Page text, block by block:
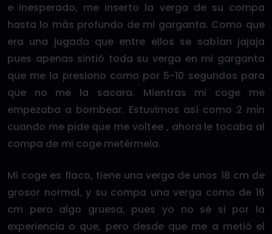
e inesperado, me inserto la verga de su compa
hasta lo más profundo de mi garganta. Como que
era una jugada que entre ellos se sabían jajaja
pues apenas sintió toda su verga en mi garganta
que me la presiono como por 5-10 segundos para
que no me la sacara. Mientras mi coge me
empezaba a bombear. Estuvimos así como 2 min
cuando me pide que me voltee , ahora le tocaba al
compa de mi coge metérmela.
Mi coge es flaco, tiene una verga de unos 18 cm de
grosor normal, y su compa una verga como de 16
cm pero algo gruesa, pues yo no sé si por la
experiencia o que, pero desde que me a metió el